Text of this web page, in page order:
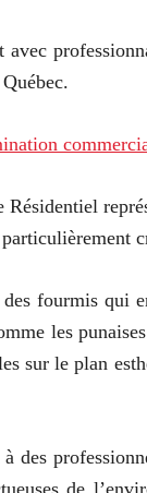
avec
Résidentiel
fourmis qui
les
sur le plan
des
de